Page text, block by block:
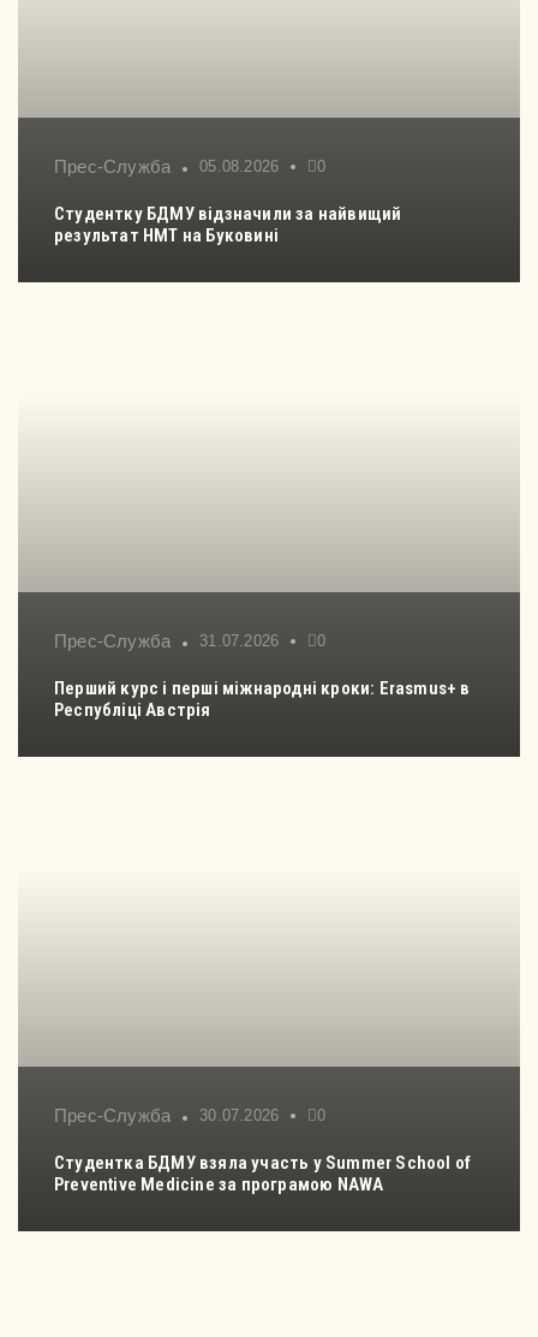
Прес-Служба 05.08.2026 0
Студентку БДМУ відзначили за найвищий
результат НМТ на Буковині
Прес-Служба 31.07.2026 0
Перший курс і перші міжнародні кроки: Erasmus+ в
Республіці Австрія
Прес-Служба 30.07.2026 0
Студентка БДМУ взяла участь у Summer School of
Preventive Medicine за програмою NAWA